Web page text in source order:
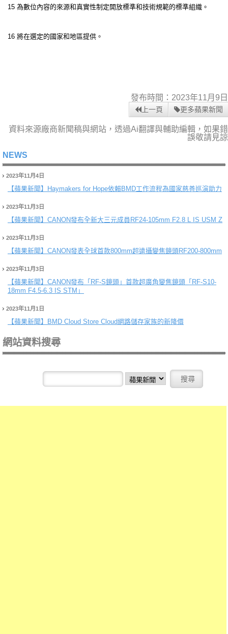
15 為數位內容的來源和真實性制定開放標準和技術規範的標準組織。
16 將在選定的國家和地區提供。
發布時間：2023年11月9日
上一頁 更多蘋果新聞
資料來源廠商新聞稿與網站，透過Ai翻譯與輔助編輯，如果錯
誤敬請見諒
NEWS
2023年11月4日
【蘋果新聞】 Haymakers for Hope依賴BMD工作流程為國家慈善巡演助力
2023年11月3日
【蘋果新聞】 CANON發布全新大三元成員RF24-105mm F2.8 L IS USM Z
2023年11月3日
【蘋果新聞】 CANON發表全球首款800mm超遠攝變焦鏡頭RF200-800mm
2023年11月3日
【蘋果新聞】 CANON發布「RF-S鏡頭」首款超廣角變焦鏡頭「RF-S10-
18mm F4.5-6.3 IS STM」
2023年11月1日
【蘋果新聞】 BMD Cloud Store Cloud網路儲存家族的新降價
網站資料搜尋